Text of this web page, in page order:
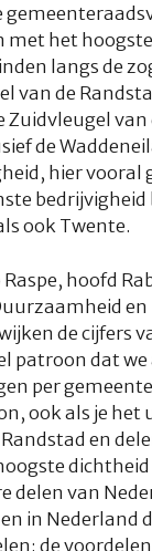
het hoogste
langs de
van de
Zuidvleugel van
de
hier vooral
bedrijvigheid
ook Twente.
hoofd
en
de cijfers
patroon dat we
per
ook als je het
en
dichtheid
delen van
in Nederland
de